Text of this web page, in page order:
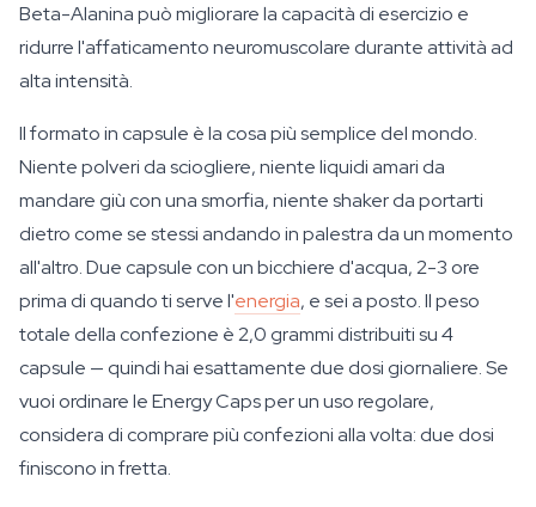
Beta-Alanina può migliorare la capacità di esercizio e
ridurre l'affaticamento neuromuscolare durante attività ad
alta intensità.
Il formato in capsule è la cosa più semplice del mondo.
Niente polveri da sciogliere, niente liquidi amari da
mandare giù con una smorfia, niente shaker da portarti
dietro come se stessi andando in palestra da un momento
all'altro. Due capsule con un bicchiere d'acqua, 2-3 ore
prima di quando ti serve l'energia, e sei a posto. Il peso
totale della confezione è 2,0 grammi distribuiti su 4
capsule — quindi hai esattamente due dosi giornaliere. Se
vuoi ordinare le Energy Caps per un uso regolare,
considera di comprare più confezioni alla volta: due dosi
finiscono in fretta.